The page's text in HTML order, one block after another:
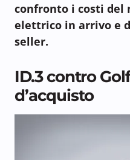
confronto i costi del
elettrico in arrivo e
seller.
ID.3 contro
d’acquisto